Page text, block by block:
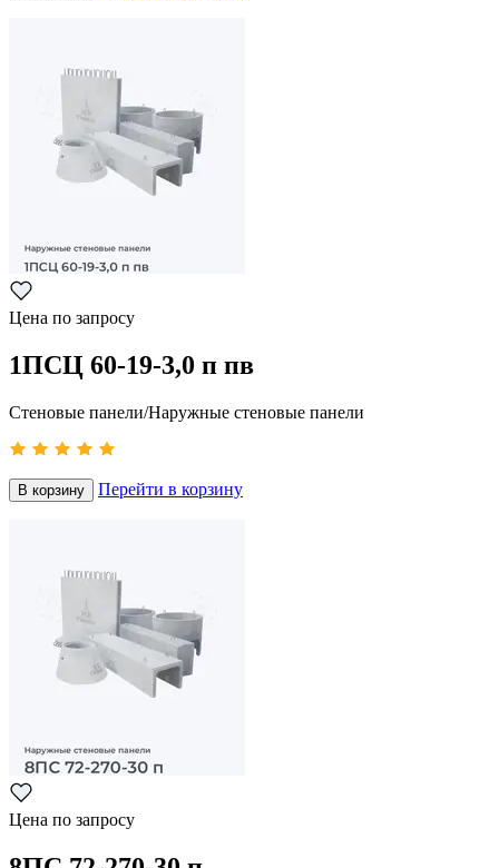
Цена по запросу
1ПСЦ 60-19-3,0 п пв
Стеновые панели/Наружные стеновые панели
В корзину Перейти в корзину
Цена по запросу